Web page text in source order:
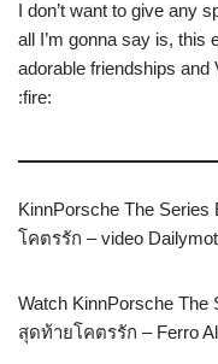
I don’t want to give any
all I’m gonna say is, this
adorable friendships
:fire:
KinnPorsche The
โคตรรัก – video
Watch KinnPorsche
สุดท้ายโคตรรัก – Ferro